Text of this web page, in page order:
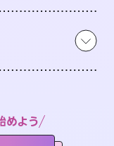
めよう